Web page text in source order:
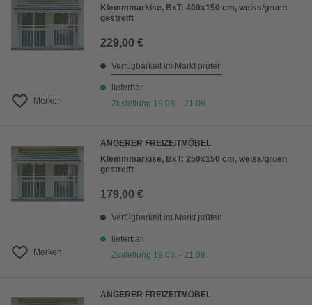
Merken
Klemmmarkise, BxT: 400x150 cm, weiss/gruen
gestreift
229,00 €
Verfügbarkeit im Markt prüfen
lieferbar
Zustellung 19.08. - 21.08.
Merken
ANGERER FREIZEITMÖBEL
Klemmmarkise, BxT: 250x150 cm, weiss/gruen
gestreift
179,00 €
Verfügbarkeit im Markt prüfen
lieferbar
Zustellung 19.08. - 21.08.
ANGERER FREIZEITMÖBEL